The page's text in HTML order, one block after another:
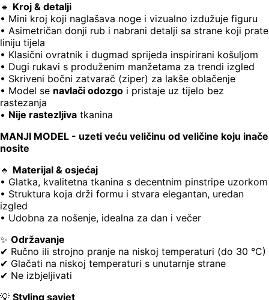
🔹 Kroj & detalji
• Mini kroj koji naglašava noge i vizualno izdužuje figuru
• Asimetričan donji rub i nabrani detalji sa strane koji prate
liniju tijela
• Klasični ovratnik i dugmad sprijeda inspirirani košuljom
• Dugi rukavi s produženim manžetama za trendi izgled
• Skriveni bočni zatvarač (ziper) za lakše oblačenje
• Model se navlači odozgo i pristaje uz tijelo bez
rastezanja
• Nije rastezljiva tkanina
MANJI MODEL - uzeti veću veličinu od veličine koju inače
nosite
🔹 Materijal & osjećaj
• Glatka, kvalitetna tkanina s decentnim pinstripe uzorkom
• Struktura koja drži formu i stvara elegantan, uredan
izgled
• Udobna za nošenje, idealna za dan i večer
✨ Održavanje
✔ Ručno ili strojno pranje na niskoj temperaturi (do 30 °C)
✔ Glačati na niskoj temperaturi s unutarnje strane
✔ Ne izbjeljivati
💡 Styling savjet